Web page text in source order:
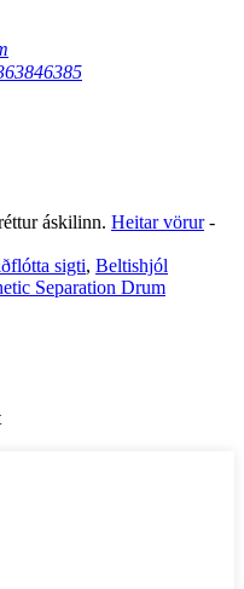
áskilinn. Heitar vörur-
sigti, Beltishjól
Separation Drum